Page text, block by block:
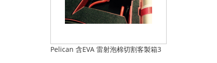
Pelican 含EVA 雷射泡棉切割客製箱3